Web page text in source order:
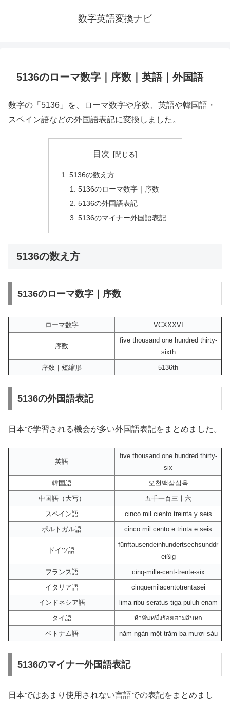
数字英語変換ナビ
5136のローマ数字｜序数｜英語｜外国語
数字の「5136」を、ローマ数字や序数、英語や韓国語・
スペイン語などの外国語表記に変換しました。
目次
5136の数え方
5136のローマ数字｜序数
5136の外国語表記
5136のマイナー外国語表記
5136の数え方
5136のローマ数字｜序数
ローマ数字 VCXXXVI
序数
five thousand one hundred thirty-
sixth
序数｜短縮形
5136th
5136の外国語表記
日本で学習される機会が多い外国語表記をまとめました。
英語
five thousand one hundred thirty-
six
韓国語
오천백삼십육
中国語（大写）
五千一百三十六
スペイン語
cinco mil ciento treinta y seis
ポルトガル語
cinco mil cento e trinta e seis
ドイツ語
fünftausendeinhundertsechsunddr
eißig
フランス語
cinq-mille-cent-trente-six
イタリア語
cinquemilacentotrentasei
インドネシア語
lima ribu seratus tiga puluh enam
タイ語
ห้าพันหนึ่งร้อยสามสิบหก
ベトナム語
năm ngàn một trăm ba mươi sáu
5136のマイナー外国語表記
日本ではあまり使用されない言語での表記をまとめまし